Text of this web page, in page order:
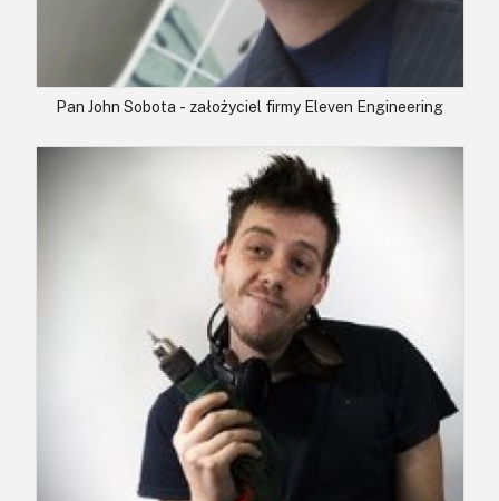
Pan John Sobota - założyciel firmy Eleven Engineering